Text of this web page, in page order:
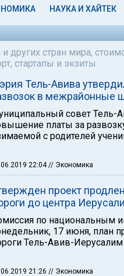
НАУКА И ХАЙТЕК
стран мира,
стартапы и экзиты
Тель-Авива
в межрайонные
совет Тель-
платы за
с родителей
22:04// Экономика
проект
до центра
по национальным
17 июня, план
Тель-Авив-
21:26 // Экономика